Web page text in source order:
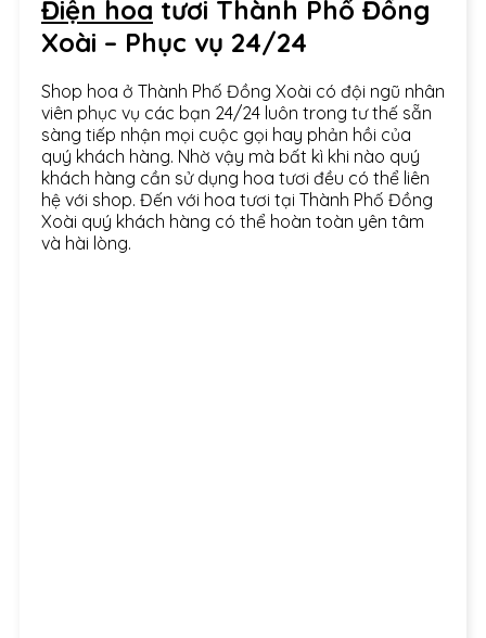
Điện hoa tươi Thành Phố Đồng
Xoài – Phục vụ 24/24
Shop hoa ở Thành Phố Đồng Xoài có đội ngũ nhân
viên phục vụ các bạn 24/24 luôn trong tư thế sẵn
sàng tiếp nhận mọi cuộc gọi hay phản hồi của
quý khách hàng. Nhờ vậy mà bất kì khi nào quý
khách hàng cần sử dụng hoa tươi đều có thể liên
hệ với shop. Đến với hoa tươi tại Thành Phố Đồng
Xoài quý khách hàng có thể hoàn toàn yên tâm
và hài lòng.